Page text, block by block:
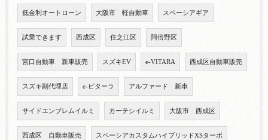
低金利オートローン 大阪市 軽自動車 スペーシアギア
試乗できます 西成区 住之江区 阿倍野区
宮口自動車 新車販売 スズキEV e-VITARA 西成区自動車販売
スズキ副代理店 e-ビターラ アルファード 新車
サイドエンブレムイルミ カーテシイルミ 大阪市 西成区
西成区 自動車販売 スペーシアカスタムハイブリッドXSターボ